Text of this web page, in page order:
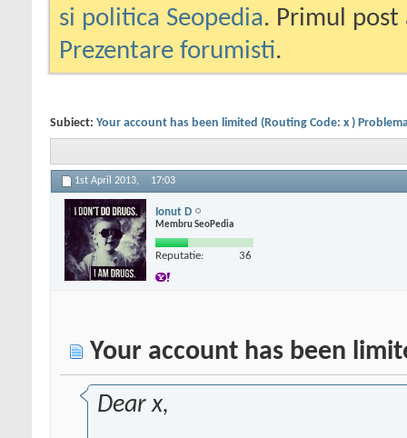
si politica Seopedia. Primul
Prezentare forumisti.
Subiect: Your account has been limited (Routing Code: x )
1st April 2013, 17:03
Ionut D
Membru SeoPedia
Reputatie: 36
Your account has been
Dear x,